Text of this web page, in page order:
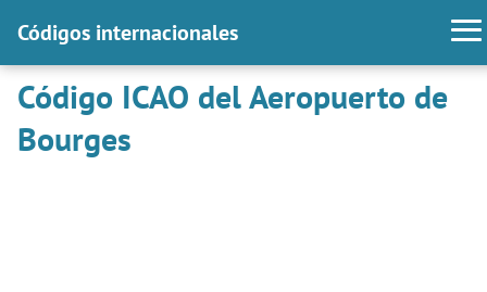
Códigos internacionales
Código ICAO del Aeropuerto de
Bourges